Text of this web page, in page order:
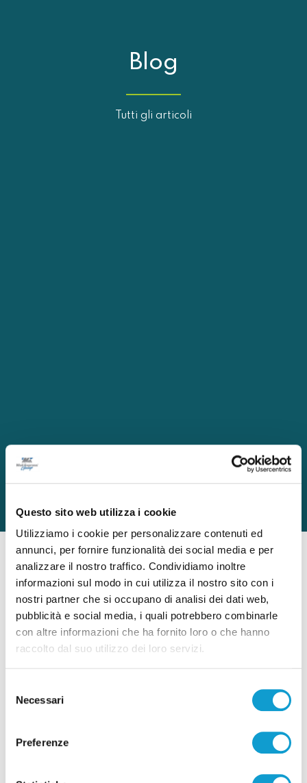
Questo sito web utilizza i cookie
Utilizziamo i cookie per personalizzare contenuti ed
annunci, per fornire funzionalità dei social media e per
analizzare il nostro traffico. Condividiamo inoltre
informazioni sul modo in cui utilizza il nostro sito con i
nostri partner che si occupano di analisi dei dati web,
pubblicità e social media, i quali potrebbero combinarle
con altre informazioni che ha fornito loro o che hanno
raccolto dal suo utilizzo dei loro servizi.
delNecessari
Preferenze
Blog
Tutti gli articoli